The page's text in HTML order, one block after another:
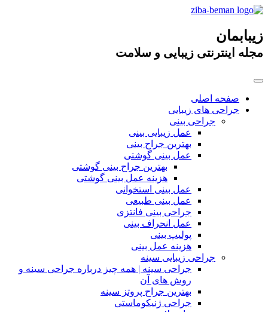
زیبابمان
مجله اینترنتی زیبایی و سلامت
صفحه اصلی
جراحی های زیبایی
جراحی بینی
عمل زیبایی بینی
بهترین جراح بینی
عمل بینی گوشتی
بهترین جراح بینی گوشتی
هزینه عمل بینی گوشتی
عمل بینی استخوانی
عمل بینی طبیعی
جراحی بینی فانتزی
عمل انحراف بینی
پولیپ بینی
هزینه عمل بینی
جراحی زیبایی سینه
جراحی سینه | همه چیز درباره جراحی سینه و
روش های آن
بهترین جراح پروتز سینه
جراحی ژنیکوماستی